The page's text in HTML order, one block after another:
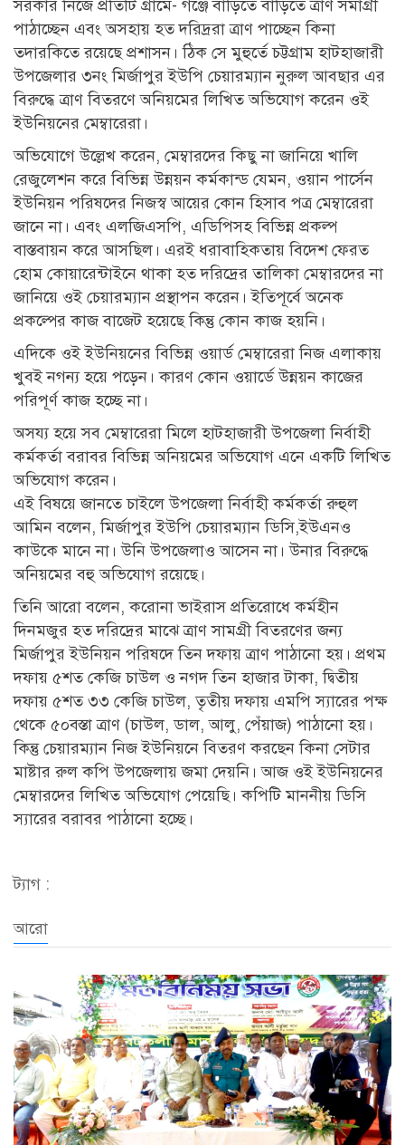
সরকার নিজে প্রতিটি গ্রামে- গঞ্জে বাড়িতে বাড়িতে ত্রাণ সমাগ্রী
পাঠাচ্ছেন এবং অসহায় হত দরিদ্ররা ত্রাণ পাচ্ছেন কিনা
তদারকিতে রয়েছে প্রশাসন। ঠিক সে মুহুর্তে চট্টগ্রাম হাটহাজারী
উপজেলার ৩নং মির্জাপুর ইউপি চেয়ারম্যান নুরুল আবছার এর
বিরুদ্ধে ত্রাণ বিতরণে অনিয়মের লিখিত অভিযোগ করেন ওই
ইউনিয়নের মেম্বারেরা।
অভিযোগে উল্লেখ করেন, মেম্বারদের কিছু না জানিয়ে খালি
রেজুলেশন করে বিভিন্ন উন্নয়ন কর্মকান্ড যেমন, ওয়ান পার্সেন
ইউনিয়ন পরিষদের নিজস্ব আয়ের কোন হিসাব পত্র মেম্বারেরা
জানে না। এবং এলজিএসপি, এডিপিসহ বিভিন্ন প্রকল্প
বাস্তবায়ন করে আসছিল। এরই ধরাবাহিকতায় বিদেশ ফেরত
হোম কোয়ারেন্টাইনে থাকা হত দরিদ্রের তালিকা মেম্বারদের না
জানিয়ে ওই চেয়ারম্যান প্রস্থাপন করেন। ইতিপূর্বে অনেক
প্রকল্পের কাজ বাজেট হয়েছে কিন্তু কোন কাজ হয়নি।
এদিকে ওই ইউনিয়নের বিভিন্ন ওয়ার্ড মেম্বারেরা নিজ এলাকায়
খুবই নগন্য হয়ে পড়েন। কারণ কোন ওয়ার্ডে উন্নয়ন কাজের
পরিপূর্ণ কাজ হচ্ছে না।
অসয্য হয়ে সব মেম্বারেরা মিলে হাটহাজারী উপজেলা নির্বাহী
কর্মকর্তা বরাবর বিভিন্ন অনিয়মের অভিযোগ এনে একটি লিখিত
অভিযোগ করেন।
এই বিষয়ে জানতে চাইলে উপজেলা নির্বাহী কর্মকর্তা রুহুল
আমিন বলেন, মির্জাপুর ইউপি চেয়ারম্যান ডিসি,ইউএনও
কাউকে মানে না। উনি উপজেলাও আসেন না। উনার বিরুদ্ধে
অনিয়মের বহু অভিযোগ রয়েছে।
তিনি আরো বলেন, করোনা ভাইরাস প্রতিরোধে কর্মহীন
দিনমজুর হত দরিদ্রের মাঝে ত্রাণ সামগ্রী বিতরণের জন্য
মির্জাপুর ইউনিয়ন পরিষদে তিন দফায় ত্রাণ পাঠানো হয়। প্রথম
দফায় ৫শত কেজি চাউল ও নগদ তিন হাজার টাকা, দ্বিতীয়
দফায় ৫শত ৩৩ কেজি চাউল, তৃতীয় দফায় এমপি স্যারের পক্ষ
থেকে ৫০বস্তা ত্রাণ (চাউল, ডাল, আলু, পেঁয়াজ) পাঠানো হয়।
কিন্তু চেয়ারম্যান নিজ ইউনিয়নে বিতরণ করছেন কিনা সেটার
মাষ্টার রুল কপি উপজেলায় জমা দেয়নি। আজ ওই ইউনিয়নের
মেম্বারদের লিখিত অভিযোগ পেয়েছি। কপিটি মাননীয় ডিসি
স্যারের বরাবর পাঠানো হচ্ছে।
ট্যাগ :
আরো